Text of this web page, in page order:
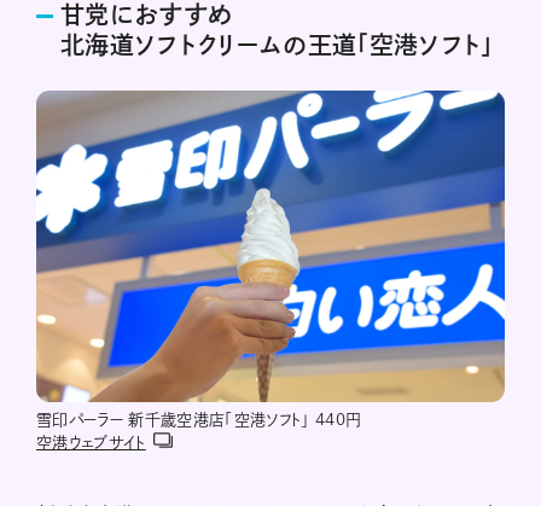
甘党におすすめ
北海道ソフトクリームの王道「空港ソフト」
雪印パーラー 新千歳空港店「空港ソフト」 440円
空港ウェブサイト